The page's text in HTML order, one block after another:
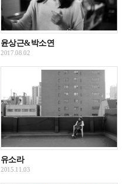
윤상근&박소연
2017.08.02
유소라
2015.11.03